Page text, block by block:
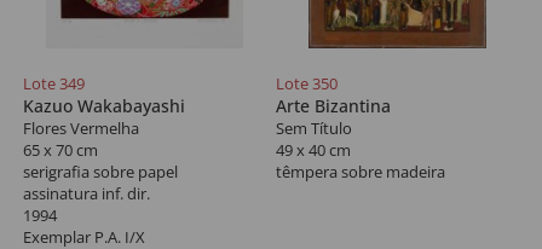
Lote 349
Kazuo Wakabayashi
Flores Vermelha
65 x 70 cm
serigrafia sobre papel
assinatura inf. dir.
1994
Exemplar P.A. I/X
Lote 350
Arte Bizantina
Sem Título
49 x 40 cm
têmpera sobre madeira